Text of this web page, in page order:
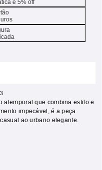
e 5% off
atemporal que combina estilo e
impecável, é a peça
ao urbano elegante.